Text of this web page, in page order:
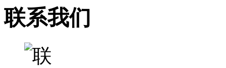
联系我们